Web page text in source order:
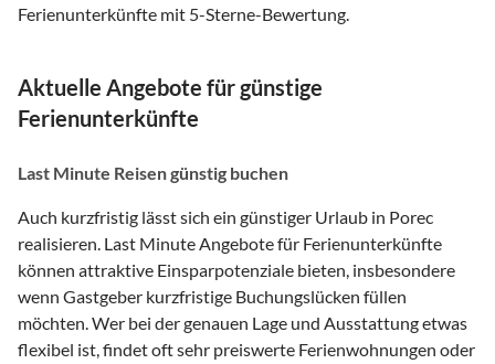
Ferienunterkünfte mit 5-Sterne-Bewertung.
Aktuelle Angebote für günstige
Ferienunterkünfte
Last Minute Reisen günstig buchen
Auch kurzfristig lässt sich ein günstiger Urlaub in Porec
realisieren. Last Minute Angebote für Ferienunterkünfte
können attraktive Einsparpotenziale bieten, insbesondere
wenn Gastgeber kurzfristige Buchungslücken füllen
möchten. Wer bei der genauen Lage und Ausstattung etwas
flexibel ist, findet oft sehr preiswerte Ferienwohnungen oder